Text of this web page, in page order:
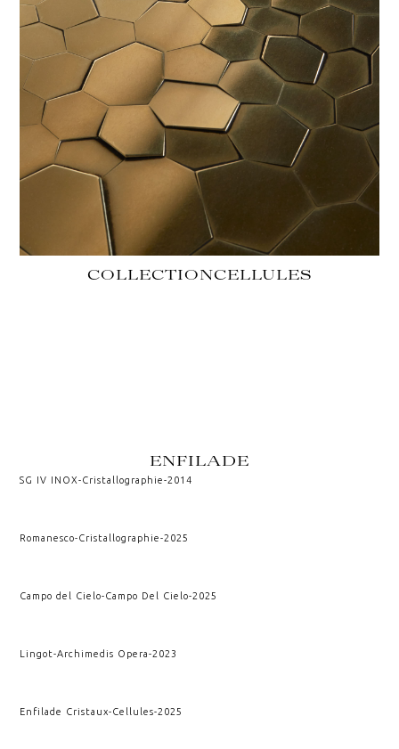
COLLECTIONCELLULES
ENFILADE
SG IV INOX-Cristallographie-2014
Romanesco-Cristallographie-2025
Campo del Cielo-Campo Del Cielo-2025
Lingot-Archimedis Opera-2023
Enfilade Cristaux-Cellules-2025